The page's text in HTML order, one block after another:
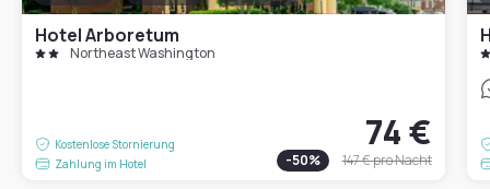
Hotel Arboretum
Northeast Washington
Kostenlose Stornierung
Zahlung im Hotel
74 €
-50% 147 €pro Nacht